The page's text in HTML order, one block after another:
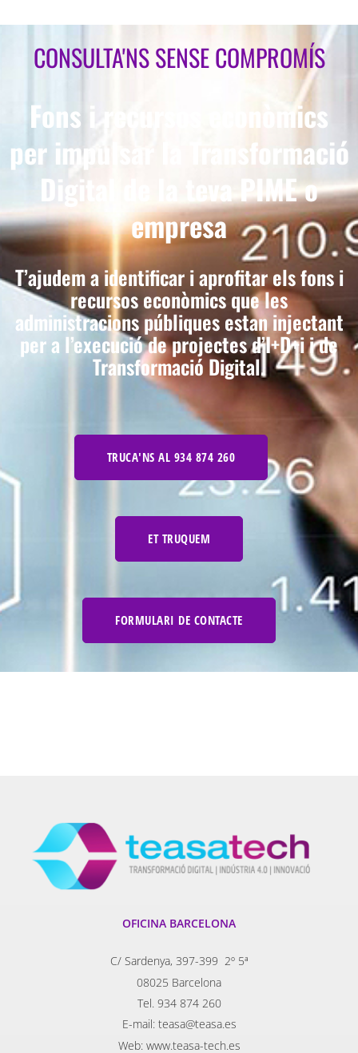
CONSULTA'NS SENSE COMPROMÍS
Fons i recursos econòmics
per impulsar la Transformació
Digital de la teva PIME o
empresa
T’ajudem a identificar i aprofitar els fons i
recursos econòmics que les
administracions públiques estan injectant
per a l’execució de projectes d’I+D+i i de
Transformació Digital.
TRUCA'NS AL 934 874 260
ET TRUQUEM
FORMULARI DE CONTACTE
OFICINA BARCELONA
C/ Sardenya, 397-399 2º 5ª
08025 Barcelona
Tel. 934 874 260
E-mail: teasa@teasa.es
Web: www.teasa-tech.es